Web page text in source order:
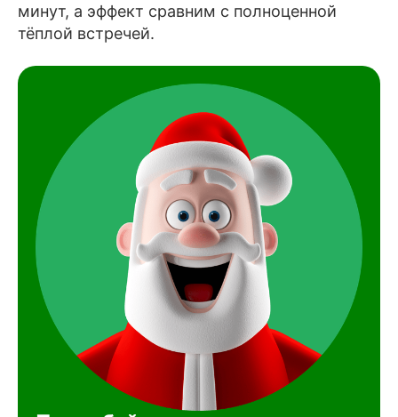
минут, а эффект сравним с полноценной
тёплой встречей.